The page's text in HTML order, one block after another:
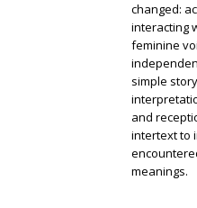
changed:
interacting
feminine
simple
and
intertext to
meanings.